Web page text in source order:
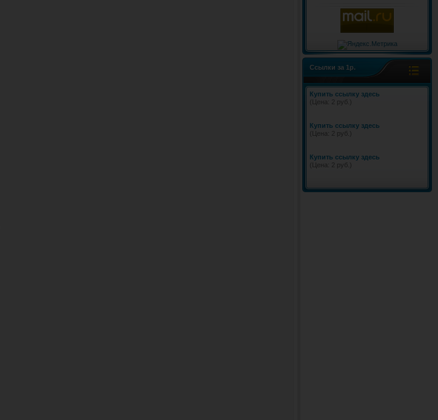
Ссылки за 1р.
Купить ссылку здесь
(Цена: 2 руб.)
Купить ссылку здесь
(Цена: 2 руб.)
Купить ссылку здесь
(Цена: 2 руб.)